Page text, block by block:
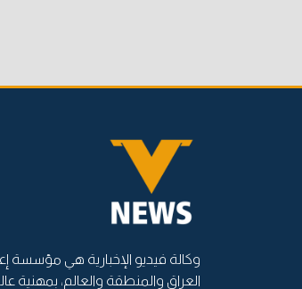
وكالة فيديو الإخبارية هي مؤسسة
العراق والمنطقة والعالم، بمهنية